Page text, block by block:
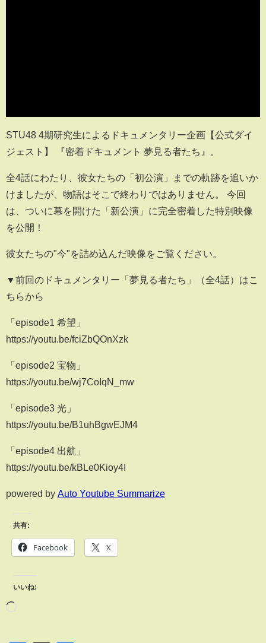
STU48 4期研究生によるドキュメンタリー企画【公式ダイ
ジェスト】 『密着ドキュメント 夢見る者たち』。
全4話にわたり、彼女たちの「初公演」までの軌跡を追いか
けましたが、物語はそこで終わりではありません。 今回
は、ついに幕を開けた「新公演」に完全密着した特別映像
を公開！
彼女たちの"今"を詰め込んだ映像をご覧ください。
▼前回のドキュメンタリー「夢見る者たち」（全4話）はこ
ちらから
「episode1 希望」
https://youtu.be/fciZbQOnXzk
「episode2 宝物」
https://youtu.be/wj7CoIqN_mw
「episode3 光」
https://youtu.be/B1uhBgwEJM4
「episode4 出航」
https://youtu.be/kBLe0Kioy4I
powered by Auto Youtube Summarize
共有:
Facebook X
いいね: